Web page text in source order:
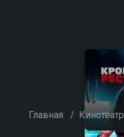
Главная / Кинотеатр